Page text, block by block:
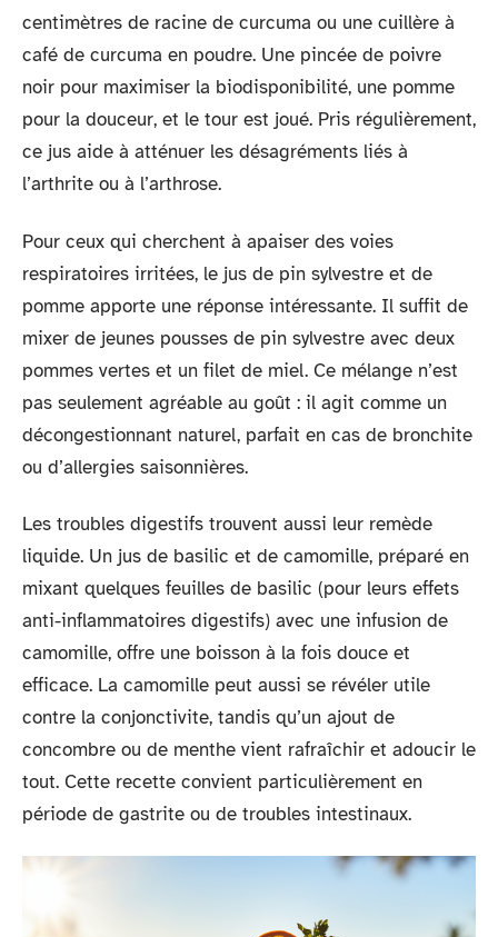
centimètres de racine de curcuma ou une cuillère à
café de curcuma en poudre. Une pincée de poivre
noir pour maximiser la biodisponibilité, une pomme
pour la douceur, et le tour est joué. Pris régulièrement,
ce jus aide à atténuer les désagréments liés à
l’arthrite ou à l’arthrose.
Pour ceux qui cherchent à apaiser des voies
respiratoires irritées, le jus de pin sylvestre et de
pomme apporte une réponse intéressante. Il suffit de
mixer de jeunes pousses de pin sylvestre avec deux
pommes vertes et un filet de miel. Ce mélange n’est
pas seulement agréable au goût : il agit comme un
décongestionnant naturel, parfait en cas de bronchite
ou d’allergies saisonnières.
Les troubles digestifs trouvent aussi leur remède
liquide. Un jus de basilic et de camomille, préparé en
mixant quelques feuilles de basilic (pour leurs effets
anti-inflammatoires digestifs) avec une infusion de
camomille, offre une boisson à la fois douce et
efficace. La camomille peut aussi se révéler utile
contre la conjonctivite, tandis qu’un ajout de
concombre ou de menthe vient rafraîchir et adoucir le
tout. Cette recette convient particulièrement en
période de gastrite ou de troubles intestinaux.